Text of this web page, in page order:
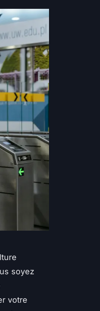
soyez
votre